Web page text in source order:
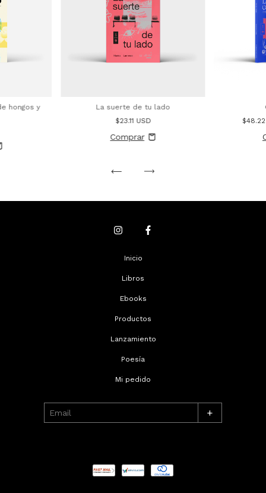
hongos y
La suerte de tu lado
$23.11 USD
Inicio
Libros
Ebooks
Productos
Lanzamiento
Poesía
Mi pedido
+